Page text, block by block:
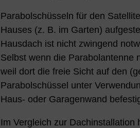
Parabolschüsseln für den
Hauses (z. B. im Garten)
Hausdach ist nicht zwingend
Selbst wenn die Parabolantenne
weil dort die freie Sicht auf den
Parabolschüssel unter
Haus- oder Garagenwand
Im Vergleich zur Dachinstallation